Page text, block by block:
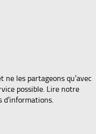
ne les partageons qu’avec
possible. Lire notre